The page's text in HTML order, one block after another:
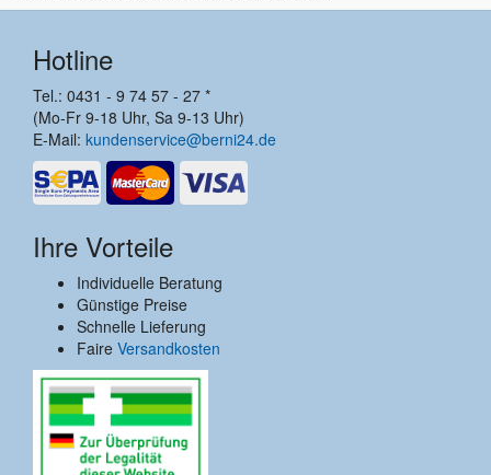
Hotline
Tel.: 0431 - 9 74 57 - 27 *
(Mo-Fr 9-18 Uhr, Sa 9-13 Uhr)
E-Mail: kundenservice@berni24.de
Ihre Vorteile
Individuelle Beratung
Günstige Preise
Schnelle Lieferung
Faire Versandkosten